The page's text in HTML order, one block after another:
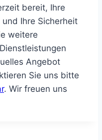
bereit, Ihre
Ihre Sicherheit
weitere
Angebot
Sie uns bitte
. Wir freuen uns